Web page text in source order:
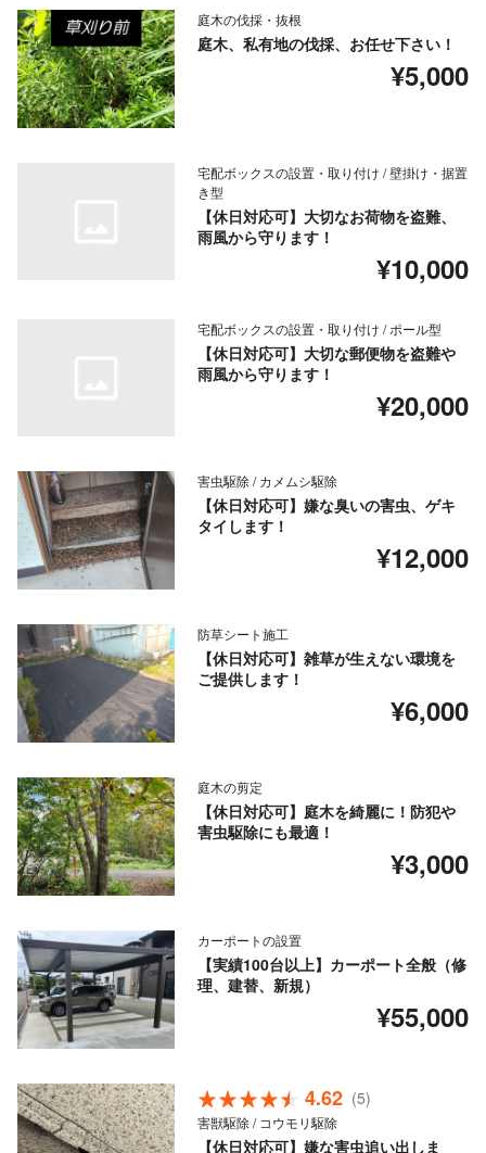
庭木の伐採・抜根
庭木、私有地の伐採、お任せ下さい！
¥5,000
宅配ボックスの設置・取り付け / 壁掛け・据置
き型
【休日対応可】大切なお荷物を盗難、
雨風から守ります！
¥10,000
宅配ボックスの設置・取り付け / ポール型
【休日対応可】大切な郵便物を盗難や
雨風から守ります！
¥20,000
害虫駆除 / カメムシ駆除
【休日対応可】嫌な臭いの害虫、ゲキ
タイします！
¥12,000
防草シート施工
【休日対応可】雑草が生えない環境を
ご提供します！
¥6,000
庭木の剪定
【休日対応可】庭木を綺麗に！防犯や
害虫駆除にも最適！
¥3,000
カーポートの設置
【実績100台以上】カーポート全般（修
理、建替、新規）
¥55,000
4.62 (5)
害獣駆除 / コウモリ駆除
【休日対応可】嫌な害虫追い出しま